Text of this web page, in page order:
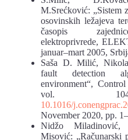
M.Srećković: „Sistem
osovinskih ležajeva
časopis
elektroprivrede,
januar–mart 2005,
Saša D. Milić,
fault detection
environment“, Control
vol.
10.1016/
November 2020, pp. 1–
Nidžo
Misović: „Računarski